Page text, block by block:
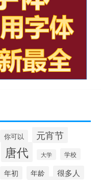
你可以 元宵节
唐代 大学 学校
年初 年龄
很多人